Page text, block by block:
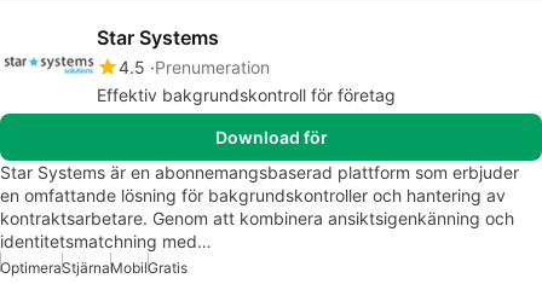
Star Systems
4.5 Prenumeration
Effektiv bakgrundskontroll för företag
Download för
Star Systems är en abonnemangsbaserad plattform som erbjuder
en omfattande lösning för bakgrundskontroller och hantering av
kontraktsarbetare. Genom att kombinera ansiktsigenkänning och
identitetsmatchning med…
OptimeraStjärnaMobilGratis